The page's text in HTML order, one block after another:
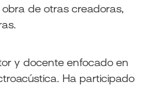
de otras creadoras,
y docente enfocado en
Ha participado